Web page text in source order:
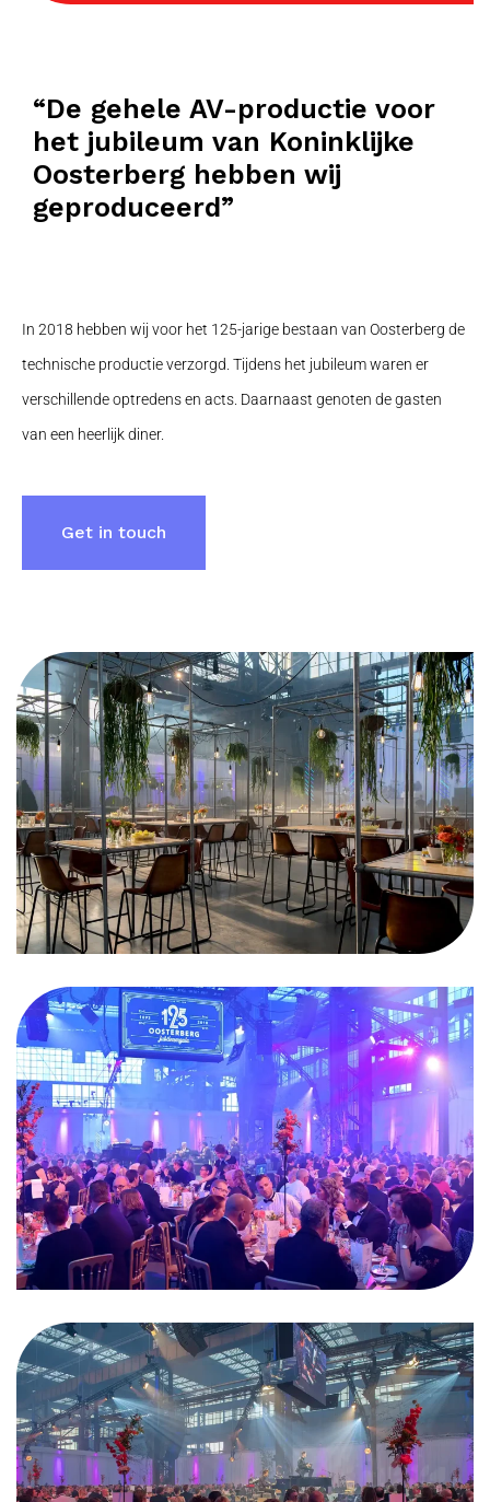
“De gehele AV-productie voor
het jubileum van Koninklijke
Oosterberg hebben wij
geproduceerd”
In 2018 hebben wij voor het 125-jarige bestaan van Oosterberg de
technische productie verzorgd. Tijdens het jubileum waren er
verschillende optredens en acts. Daarnaast genoten de gasten
van een heerlijk diner.
Get in touch